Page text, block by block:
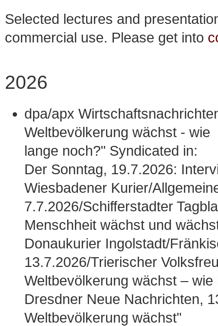
Selected lectures and
commercial use. Please get into
2026
dpa/apx
Weltbevölkerung wächst - wie
lange noch?" Syndicated in:
Der Sonntag, 19.7.2026:
Wiesbadener Kurier/
7.7.2026/Schifferstadter
Menschheit wächst und
Donaukurier Ingolstadt/
13.7.2026/Trierischer
Weltbevölkerung wächst – wie
Dresdner Neue Nachrichten,
Weltbevölkerung wächst"